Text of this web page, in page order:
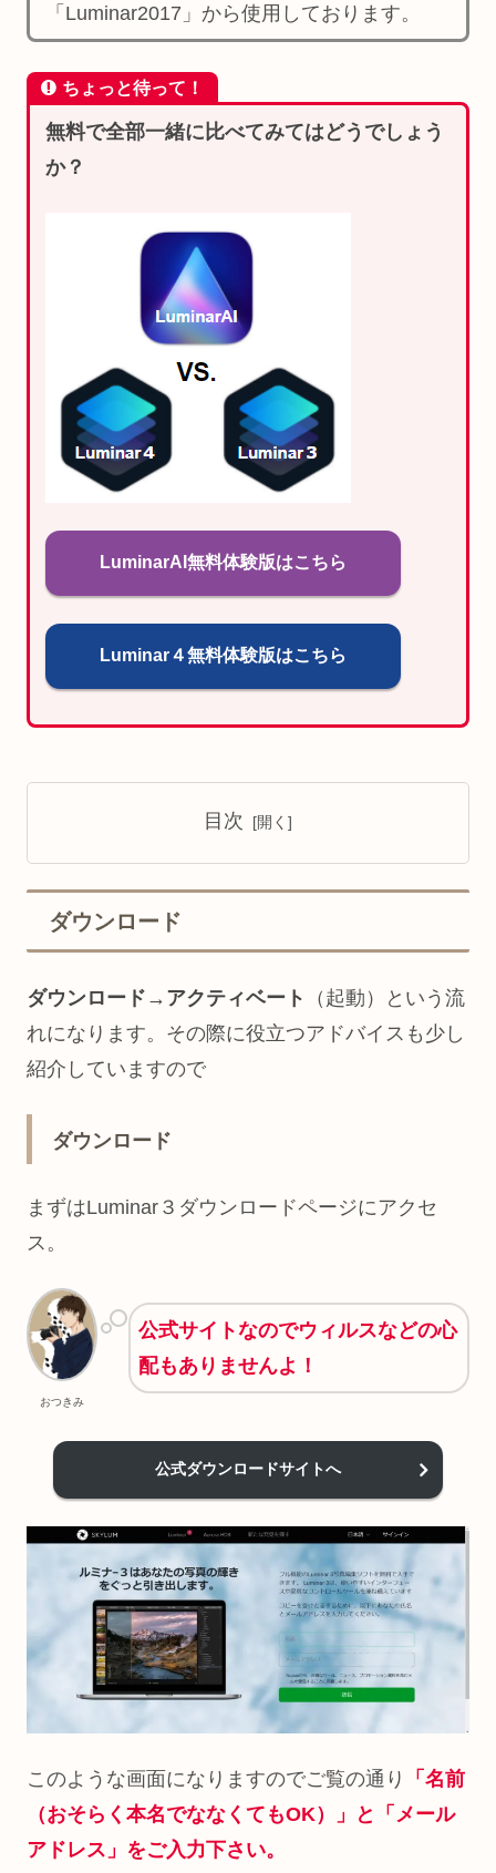
「Luminar2017」から使用しております。
ちょっと待って！
無料で全部一緒に比べてみてはどうでしょう
か？
LuminarAI無料体験版はこちら
Luminar４無料体験版はこちら
目次
ダウンロード
ダウンロード→アクティベート
（起動）という流
れになります。その際に役立つアドバイスも少し
紹介していますので
ダウンロード
まずはLuminar３ダウンロードページにアクセ
ス。
おつきみ
公式サイトなのでウィルスなどの心
配もありませんよ！
公式ダウンロードサイトへ
このような画面になりますのでご覧の通り
「名前
（おそらく本名でななくてもOK）」と「メール
アドレス」をご入力下さい。